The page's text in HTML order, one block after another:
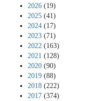
2026 (19)
2025 (41)
2024 (17)
2023 (71)
2022 (163)
2021 (128)
2020 (90)
2019 (88)
2018 (222)
2017 (374)